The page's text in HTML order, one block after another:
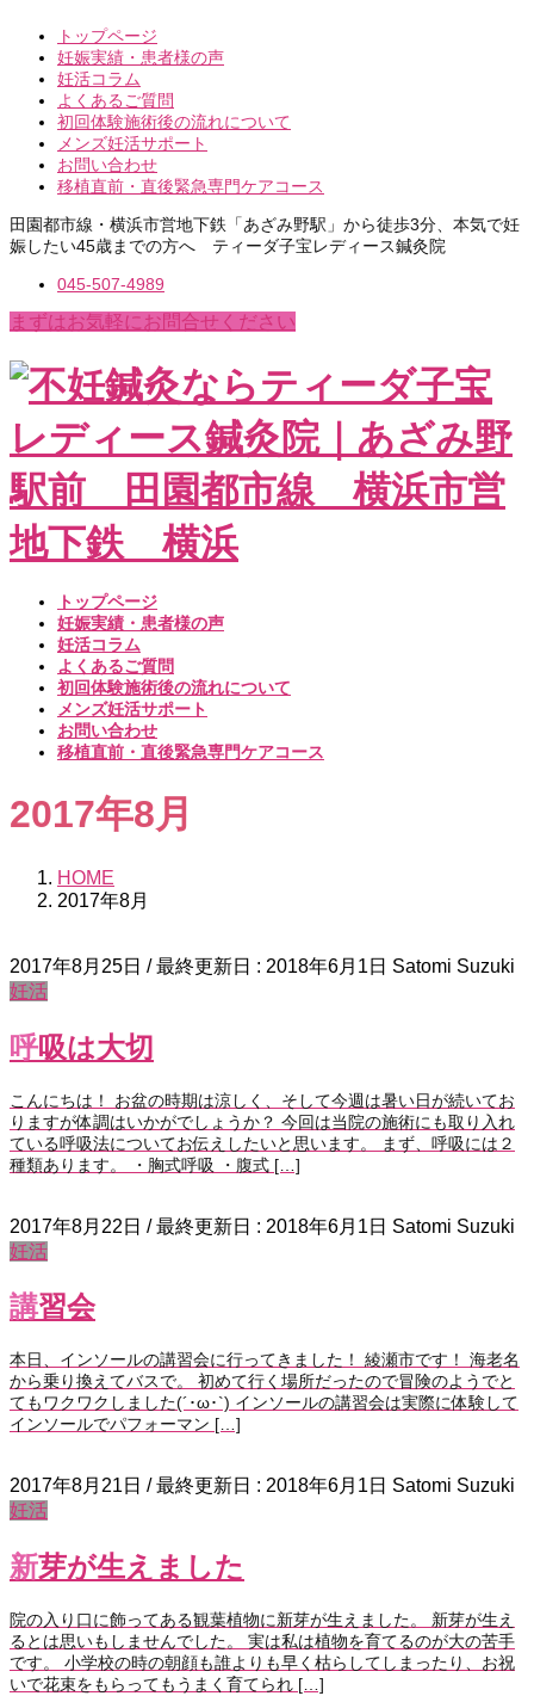
トップページ
妊娠実績・患者様の声
妊活コラム
よくあるご質問
初回体験施術後の流れについて
メンズ妊活サポート
お問い合わせ
移植直前・直後緊急専門ケアコース
田園都市線・横浜市営地下鉄「あざみ野駅」から徒歩3分、本気で妊
娠したい45歳までの方へ ティーダ子宝レディース鍼灸院
045-507-4989
まずはお気軽にお問合せください
トップページ
妊娠実績・患者様の声
妊活コラム
よくあるご質問
初回体験施術後の流れについて
メンズ妊活サポート
お問い合わせ
移植直前・直後緊急専門ケアコース
2017年8月
HOME
2017年8月
2017年8月25日 / 最終更新日 : 2018年6月1日 Satomi Suzuki
妊活
呼吸は大切
こんにちは！ お盆の時期は涼しく、そして今週は暑い日が続いてお
りますが体調はいかがでしょうか？ 今回は当院の施術にも取り入れ
ている呼吸法についてお伝えしたいと思います。 まず、呼吸には２
種類あります。 ・胸式呼吸 ・腹式 […]
2017年8月22日 / 最終更新日 : 2018年6月1日 Satomi Suzuki
妊活
講習会
本日、インソールの講習会に行ってきました！ 綾瀬市です！ 海老名
から乗り換えてバスで。 初めて行く場所だったので冒険のようでと
てもワクワクしました(´･ω･`) インソールの講習会は実際に体験して
インソールでパフォーマン […]
2017年8月21日 / 最終更新日 : 2018年6月1日 Satomi Suzuki
妊活
新芽が生えました
院の入り口に飾ってある観葉植物に新芽が生えました。 新芽が生え
るとは思いもしませんでした。 実は私は植物を育てるのが大の苦手
です。 小学校の時の朝顔も誰よりも早く枯らしてしまったり、お祝
いで花束をもらってもうまく育てられ […]